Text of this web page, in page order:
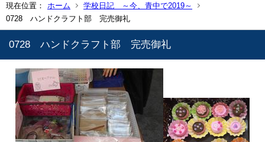
現在位置： ホーム
学校日記 ～今、青中で2019～
0728 ハンドクラフト部 完売御礼
0728 ハンドクラフト部 完売御礼